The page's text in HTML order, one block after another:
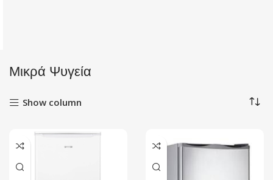
Μικρά Ψυγεία
Show column